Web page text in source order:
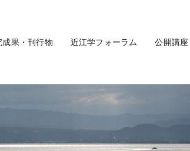
成果・刊行物 近江学フォーラム 公開講座